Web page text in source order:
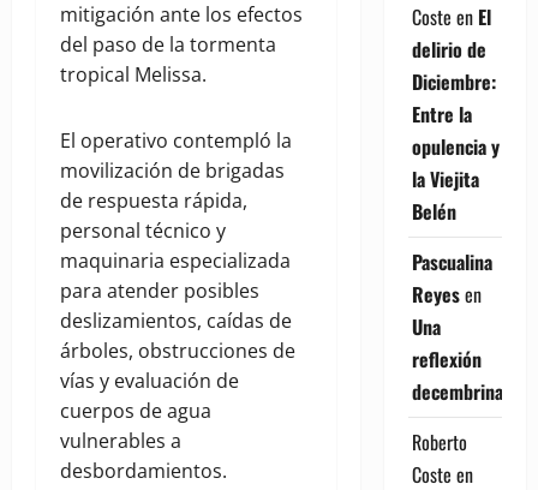
mitigación ante los efectos
del paso de la tormenta
tropical Melissa.
El operativo contempló la
movilización de brigadas
de respuesta rápida,
personal técnico y
maquinaria especializada
para atender posibles
deslizamientos, caídas de
árboles, obstrucciones de
vías y evaluación de
cuerpos de agua
vulnerables a
desbordamientos.
Coste en El
delirio de
Diciembre:
Entre la
opulencia y
la Viejita
Belén
Pascualina
Reyesen
Una
reflexión
decembrina
Roberto
Coste en